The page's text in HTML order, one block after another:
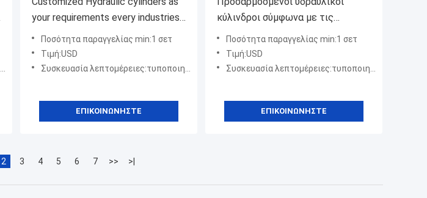
your requirements every industries
offshore hydraulic cylinder
hydraulic mining machinery
Ποσότητα παραγγελίας min:1 σετ
Τιμή:USD
Συσκευασία λεπτομέρειες:τυποποιημένο πακέτο εμπειρογνωμόνων
ΕΠΙΚΟΙΝΩΝΉΣΤΕ
κύλινδροι σύμφωνα με τις
απαιτήσεις σας για όλες τις
βιομηχανίες, υδραυλικοί κύλινδροι
υπεράκτιων εγκαταστάσεων,
Ποσότητα παραγγελίας min:1 σετ
Τιμή:USD
Συσκευασία λεπτομέρειες:τυποποιημένο πακέτο εμπειρογνωμόνων
ΕΠΙΚΟΙΝΩΝΉΣΤΕ
2 3 4 5 6 7 >> >|